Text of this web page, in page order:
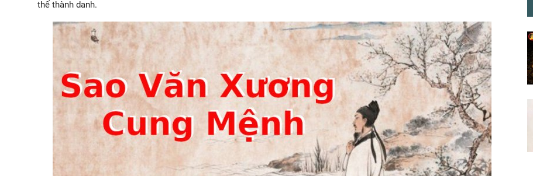
thể thành danh.